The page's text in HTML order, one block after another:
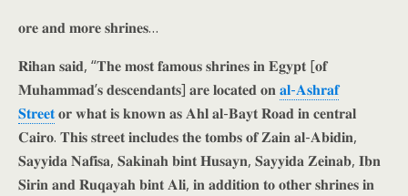
𝐨𝐫𝐞 𝐚𝐧𝐝 𝐦𝐨𝐫𝐞 𝐬𝐡𝐫𝐢𝐧𝐞𝐬…
𝐑𝐢𝐡𝐚𝐧 𝐬𝐚𝐢𝐝, “𝐓𝐡𝐞 𝐦𝐨𝐬𝐭 𝐟𝐚𝐦𝐨𝐮𝐬 𝐬𝐡𝐫𝐢𝐧𝐞𝐬 𝐢𝐧 𝐄𝐠𝐲𝐩𝐭 [𝐨𝐟
𝐌𝐮𝐡𝐚𝐦𝐦𝐚𝐝’𝐬 𝐝𝐞𝐬𝐜𝐞𝐧𝐝𝐚𝐧𝐭𝐬] 𝐚𝐫𝐞 𝐥𝐨𝐜𝐚𝐭𝐞𝐝 𝐨𝐧𝐚𝐥-𝐀𝐬𝐡𝐫𝐚𝐟
𝐒𝐭𝐫𝐞𝐞𝐭𝐨𝐫 𝐰𝐡𝐚𝐭 𝐢𝐬 𝐤𝐧𝐨𝐰𝐧 𝐚𝐬 𝐀𝐡𝐥 𝐚𝐥-𝐁𝐚𝐲𝐭 𝐑𝐨𝐚𝐝 𝐢𝐧 𝐜𝐞𝐧𝐭𝐫𝐚𝐥
𝐂𝐚𝐢𝐫𝐨. 𝐓𝐡𝐢𝐬 𝐬𝐭𝐫𝐞𝐞𝐭 𝐢𝐧𝐜𝐥𝐮𝐝𝐞𝐬 𝐭𝐡𝐞 𝐭𝐨𝐦𝐛𝐬 𝐨𝐟 𝐙𝐚𝐢𝐧 𝐚𝐥-𝐀𝐛𝐢𝐝𝐢𝐧,
𝐒𝐚𝐲𝐲𝐢𝐝𝐚 𝐍𝐚𝐟𝐢𝐬𝐚, 𝐒𝐚𝐤𝐢𝐧𝐚𝐡 𝐛𝐢𝐧𝐭 𝐇𝐮𝐬𝐚𝐲𝐧, 𝐒𝐚𝐲𝐲𝐢𝐝𝐚 𝐙𝐞𝐢𝐧𝐚𝐛, 𝐈𝐛𝐧
𝐒𝐢𝐫𝐢𝐧 𝐚𝐧𝐝 𝐑𝐮𝐪𝐚𝐲𝐚𝐡 𝐛𝐢𝐧𝐭 𝐀𝐥𝐢, 𝐢𝐧 𝐚𝐝𝐝𝐢𝐭𝐢𝐨𝐧 𝐭𝐨 𝐨𝐭𝐡𝐞𝐫 𝐬𝐡𝐫𝐢𝐧𝐞𝐬 𝐢𝐧